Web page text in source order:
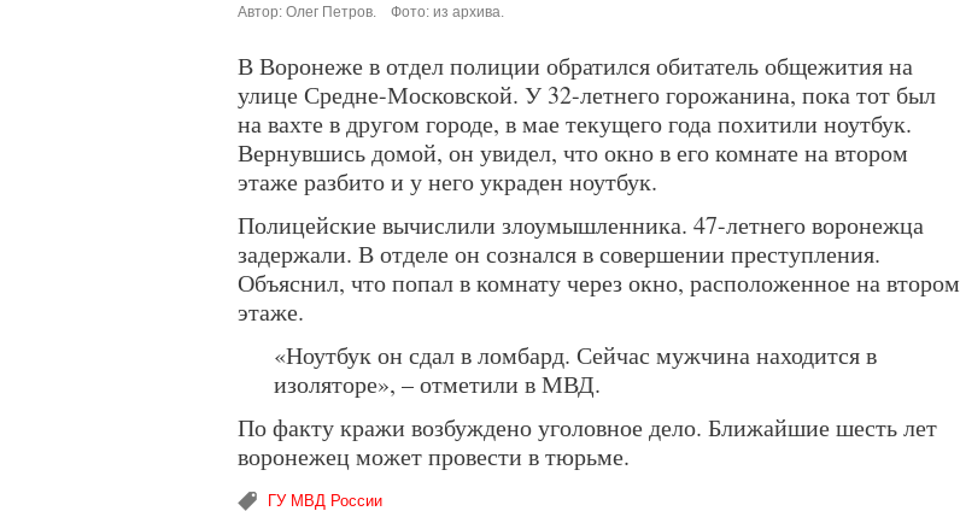
Автор: Олег Петров. Фото: из архива.
В Воронеже в отдел полиции обратился обитатель общежития на
улице Средне-Московской. У 32-летнего горожанина, пока тот был
на вахте в другом городе, в мае текущего года похитили ноутбук.
Вернувшись домой, он увидел, что окно в его комнате на втором
этаже разбито и у него украден ноутбук.
Полицейские вычислили злоумышленника. 47-летнего воронежца
задержали. В отделе он сознался в совершении преступления.
Объяснил, что попал в комнату через окно, расположенное на втором
этаже.
«Ноутбук он сдал в ломбард. Сейчас мужчина находится в
изоляторе», – отметили в МВД.
По факту кражи возбуждено уголовное дело. Ближайшие шесть лет
воронежец может провести в тюрьме.
ГУ МВД России